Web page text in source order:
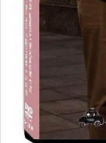
韓劇
日劇
歐美影集
港劇
布袋戲.歌仔戲